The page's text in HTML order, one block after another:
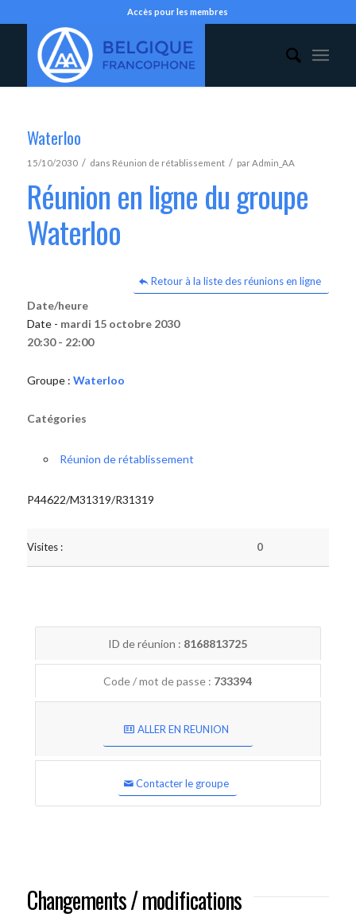
Accès pour les membres
Waterloo
15/10/2030 / dans Réunion de rétablissement / parAdmin_AA
Réunion en ligne du groupe
Waterloo
Retour à la liste des réunions en ligne
Date/heure
Date - mardi 15 octobre 2030
20:30 - 22:00
Groupe : Waterloo
Catégories
Réunion de rétablissement
P44622/M31319/R31319
Visites : 0
ID de réunion : 8168813725
Code / mot de passe : 733394
ALLER EN REUNION
Contacter le groupe
Changements / modifications